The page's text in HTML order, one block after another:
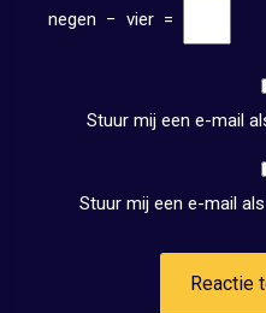
negen − vier =
Stuur mij een e-mail
Stuur mij een e-mail